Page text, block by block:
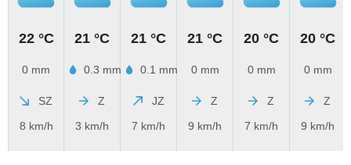
22 °C
0 mm
SZ
8 km/h
21 °C
0.3 mm
Z
3 km/h
21 °C
0.1 mm
JZ
7 km/h
21 °C
0 mm
Z
9 km/h
20 °C
0 mm
Z
7 km/h
20 °C
0 mm
Z
9 km/h